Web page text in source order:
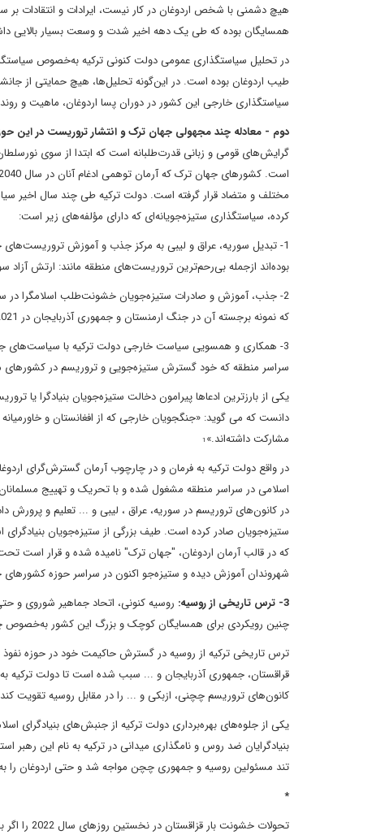
هیچ دشمنی با شخص اردوغان در کار نیست، ایرادات و انتقادات
همسایگان بوده که طی یک دهه اخیر شدت و وسعت بسیار بالایی
در تحلیل سیاستگذاری عمومی دولت کنونی ترکیه به‌خصوص
طیب اردوغان بوده است. در این‌گونه تحلیل‌ها، هیچ حمایتی از
سیاستگذاری خارجی این کشور در دوران پسا اردوغان، ماهیت و
دوم - معادله چند مجهولی جهان ترک و انتشار تروریست در این
گرایش‌های قومی و زبانی قدرت‌طلبانه است که ابتدا از سوی
مختلف و متضاد قرار گرفته است. دولت ترکیه طی چند سال اخیر
کرده، سیاستگذاری ستیزه‌جویانه‌ای که دارای مؤلفه‌های زیر است:
1- تبدیل سوریه، عراق و لیبی به مرکز جذب و آموزش
بوده‌اند ازجمله بی‌رحم‌ترین تروریست‌های منطقه مانند: ارتش آزاد
2- جذب، آموزش و صادرات ستیزه‌جویان خشونت‌طلب اسلامگرا در
که نمونه برجسته آن در جنگ ارمنستان و جمهوری آذربایجان در 2021 مشاهده شد.
3- همکاری و همسویی سیاست خارجی دولت ترکیه با سیاست‌های
سراسر منطقه که خود گسترش ستیزه‌جویی و تروریسم در
یکی از بارزترین ادعاها پیرامون دخالت ستیزه‌جویان بنیادگرا
دانست که می گوید: «جنگجویان خارجی که از افغانستان و
مشارکت داشته‌اند.» 1
در واقع دولت ترکیه به فرمان و در چارچوب آرمان گسترش‌گرای
اسلامی در سراسر منطقه مشغول شده و با تحریک و تهییج
در کانون‌های تروریسم در سوریه، عراق ، لیبی و ... تعلیم و پرورش
ستیزه‌جویان صادر کرده است. طیف بزرگی از ستیزه‌جویان
شهروندان آموزش دیده و ستیزه‌جو اکنون در سراسر حوزه
3- ترس تاریخی از روسیه:
روسیه کنونی، اتحاد جماهیر شوروی و
چنین رویکردی برای همسایگان کوچک و بزرگ این کشور به‌خصوص
ترس تاریخی ترکیه از روسیه در گسترش حاکیمت خود در حوزه نفوذ
قراقستان، جمهوری آذربایجان و ... سبب شده است تا دولت ترکیه به
کانون‌های تروریسم چچنی، ازبکی و ... را در مقابل روسیه تقویت
یکی از جلوه‌های بهره‌برداری دولت ترکیه از جنبش‌های بنیادگرای
بنیادگرایان ضد روس و نامگذاری میدانی در ترکیه به نام این
تند مسئولین روسیه و جمهوری چچن مواجه شد و حتی اردوغان را
*
تحولات